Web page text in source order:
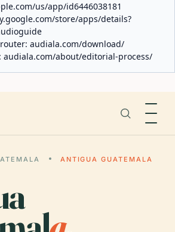
us/app/id6446038181
store/apps/details?
audiala.com/download/
audiala.com/about/editorial-process/
ANTIGUA GUATEMALA